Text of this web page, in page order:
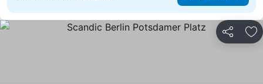
Compartir